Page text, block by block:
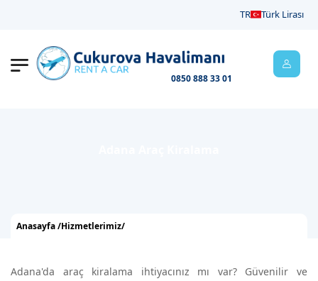
TR Türk Lirası
0850 888 33 01
Anasayfa /Hizmetlerimiz/
Adana'da araç kiralama ihtiyacınız mı var? Güvenilir ve